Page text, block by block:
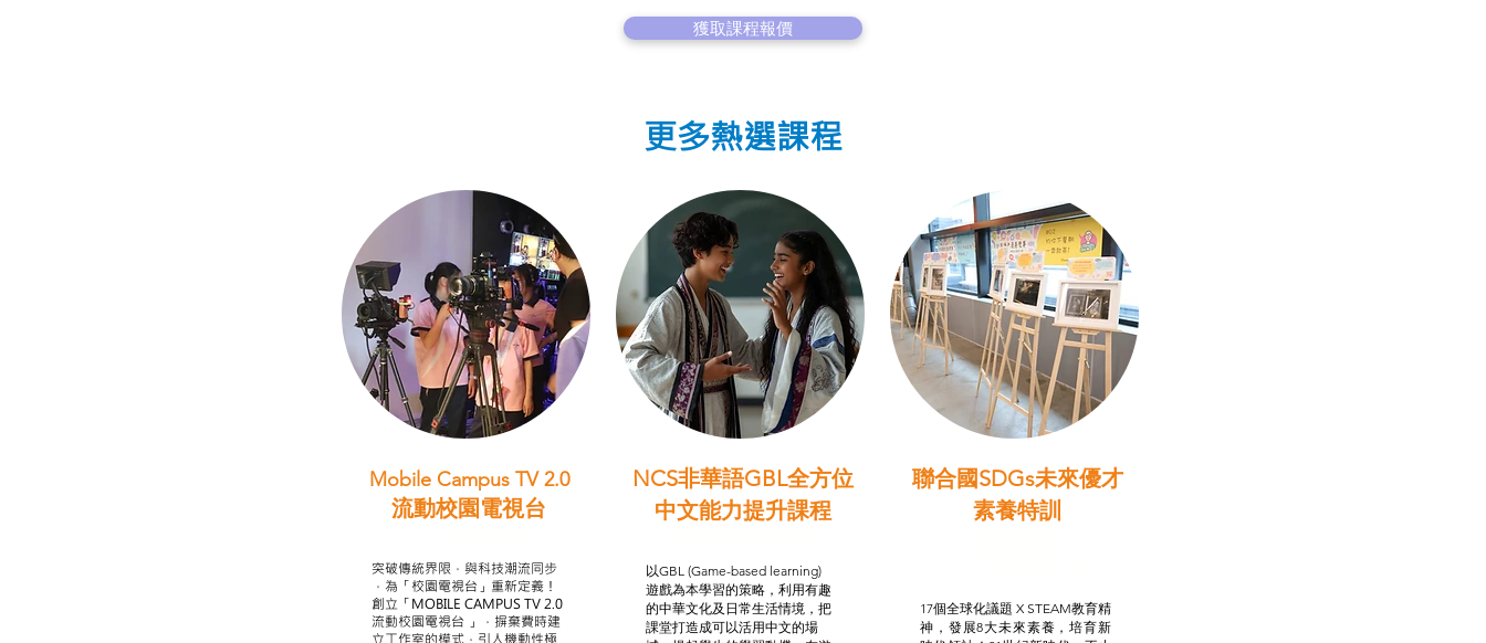
獲取課程報價
更多熱選課程
Mobile Campus TV 2.0
流動校園電視台
突破傳統界限，與科技潮流同步
，為「校園電視台」重新定義！
創立「MOBILE CAMPUS TV 2.0
流動校園電視台 」，摒棄費時建
立工作室的模式，引人機動性極
NCS非華語GBL全方位
中文能力提升課程
以GBL (Game-based learning)
遊戲為本學習的策略，利用有趣
的中華文化及日常生活情境，把
課堂打造成可以活用中文的場
聯合國SDGs未來優才
素養特訓
17個全球化議題 X STEAM教育精
神，發展8大未來素養，培育新